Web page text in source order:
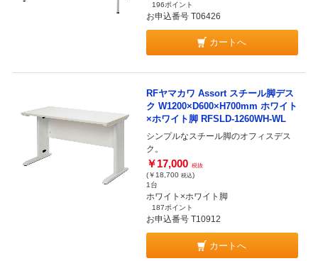
196ポイント
お申込番号 T06426
カートへ
RFヤマカワ Assort スチール脚デス
ク W1200×D600×H700mm ホワイト
×ホワイト脚 RFSLD-1260WH-WL
シンプルなスチール脚のオフィスデス
ク。
￥17,000 税抜
(￥18,700 税込)
1台
ホワイト×ホワイト脚
187ポイント
お申込番号 T10912
カートへ